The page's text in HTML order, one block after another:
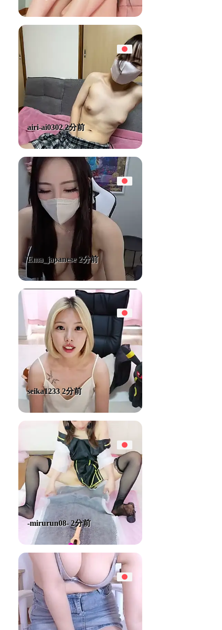
airi-ai0302 2分前
Ema_japanese 2分前
seika1233 2分前
-mirurun08- 2分前